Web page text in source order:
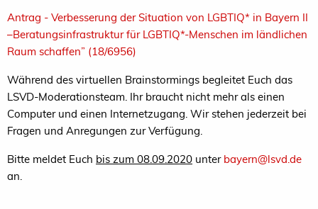
Antrag - Verbesserung der Situation von LGBTIQ* in Bayern II
–Beratungsinfrastruktur für LGBTIQ*-Menschen im ländlichen
Raum schaffen” (18/6956)
Während des virtuellen Brainstormings begleitet Euch das
LSVD-Moderationsteam. Ihr braucht nicht mehr als einen
Computer und einen Internetzugang. Wir stehen jederzeit bei
Fragen und Anregungen zur Verfügung.
Bitte meldet Euch bis zum 08.09.2020 unter bayern@lsvd.de
an.